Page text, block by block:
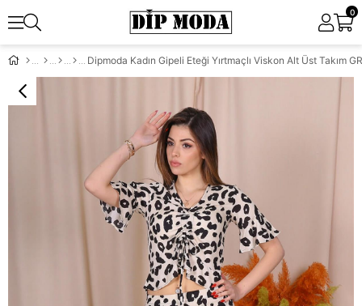
0
Dipmoda Kadın Gipeli Eteği Yırtmaçlı Viskon Alt Üst Takım